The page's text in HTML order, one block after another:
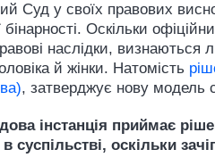
Суд у своїх правових
бінарності. Оскільки
наслідки, визнаються
й жінки. Натомість
, затверджує нову модель
інстанція приймає
в суспільстві, оскільки